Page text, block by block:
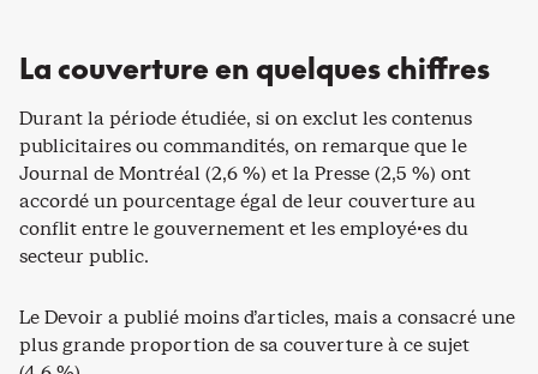
La couverture en quelques chiffres
Durant la période étudiée, si on exclut les contenus
publicitaires ou commandités, on remarque que le
Journal de Montréal (2,6 %) et la Presse (2,5 %) ont
accordé un pourcentage égal de leur couverture au
conflit entre le gouvernement et les employé·es du
secteur public.
Le Devoir a publié moins d’articles, mais a consacré une
plus grande proportion de sa couverture à ce sujet